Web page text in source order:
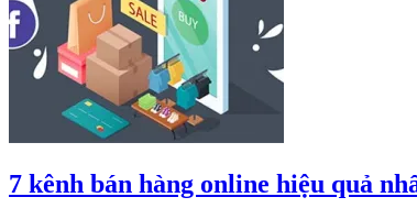
7 kênh bán hàng online hiệu quả